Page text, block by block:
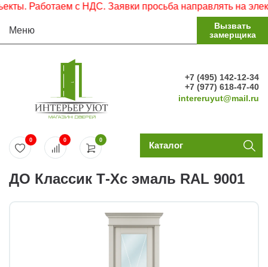
Работаем с НДС. Заявки просьба направлять на
Меню
Вызвать
замерщика
+7 (495) 142-12-34
+7 (977) 618-47-40
intereruyut@mail.ru
0
0 0 Каталог
ДО Классик Т-Хс эмаль RAL 9001